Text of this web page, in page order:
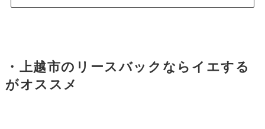
・上越市のリースバックならイエする
がオススメ